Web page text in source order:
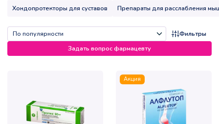
Хондопротекторы для суставов Препараты для расслабления
Фильтры
Задать вопрос фармацевту
Акция